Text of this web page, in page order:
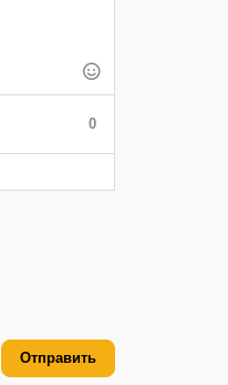
0
Отправить